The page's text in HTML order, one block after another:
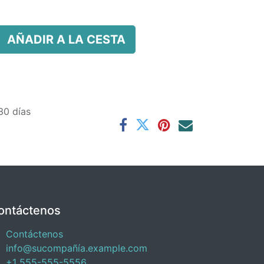
AÑADIR A LA CESTA
días
Contáctenos
info@sucompañía.example.com